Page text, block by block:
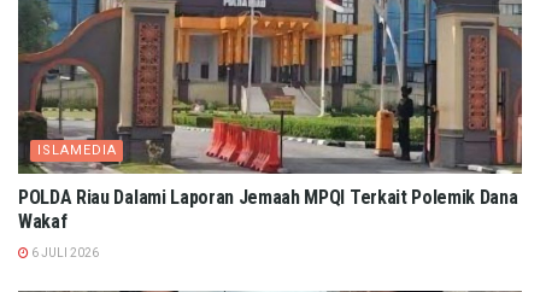
ISLAMEDIA
POLDA Riau Dalami Laporan Jemaah MPQI Terkait Polemik Dana
Wakaf
6 JULI 2026